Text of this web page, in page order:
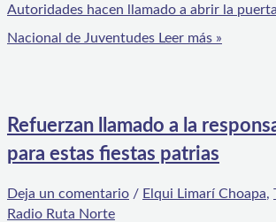
Autoridades hacen llamado a abrir la
Nacional de Juventudes Leer más »
Refuerzan llamado a la
para estas fiestas patrias
Deja un comentario / Elqui Limarí Choapa,
Radio Ruta Norte